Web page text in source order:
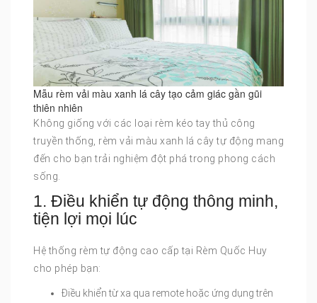
Mẫu rèm vải màu xanh lá cây tạo cảm giác gần gũi
thiên nhiên
Không giống với các loại rèm kéo tay thủ công
truyền thống, rèm vải màu xanh lá cây tự động mang
đến cho bạn trải nghiệm đột phá trong phong cách
sống.
1. Điều khiển tự động thông minh,
tiện lợi mọi lúc
Hệ thống rèm tự động cao cấp tại Rèm Quốc Huy
cho phép bạn:
Điều khiển từ xa qua remote hoặc ứng dụng trên